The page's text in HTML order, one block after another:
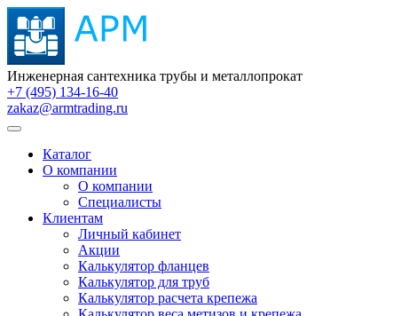
Инженерная сантехника трубы и металлопрокат
+7 (495) 134-16-40
zakaz@armtrading.ru
Каталог
О компании
О компании
Специалисты
Клиентам
Личный кабинет
Акции
Калькулятор фланцев
Калькулятор для труб
Калькулятор расчета крепежа